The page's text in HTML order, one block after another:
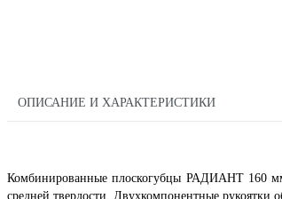
ОПИСАНИЕ И ХАРАКТЕРИСТИКИ
Комбинированные плоскогубцы РАДИАНТ 160
средней твердости. Двухкомпонентные рукоятки